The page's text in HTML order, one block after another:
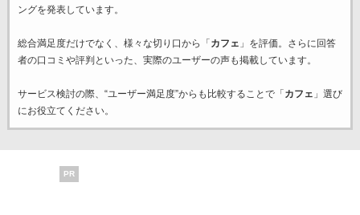
ングを発表しています。
総合満足度だけでなく、様々な切り口から「 カフェ 」を評価。さらに回答
者の口コミや評判といった、実際のユーザーの声も掲載しています。
サービス検討の際、“ユーザー満足度”からも比較することで「 カフェ 」選び
にお役立てください。
PR